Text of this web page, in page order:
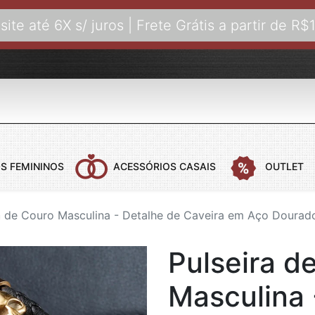
até 6X s/ juros | Frete Grátis a partir de
COLARES COM PINGENTE
COLARES BANHADOS A OURO
FEMININOS
ANÉIS
ANÉIS DE
ACESSÓRIOS CASAIS OUTLET
de Couro Masculina - Detalhe de Caveira em Aço
Pulseira